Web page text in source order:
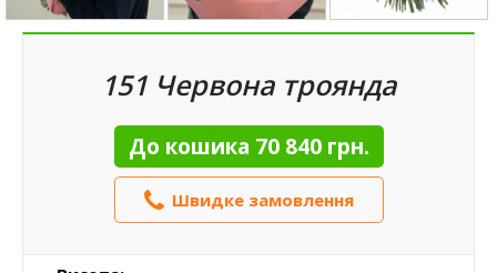
151 Червона троянда
До кошика 70 840 грн.
Швидке замовлення